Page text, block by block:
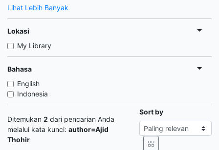
Lihat Lebih Banyak
Lokasi
My Library
Bahasa
English
Indonesia
Ditemukan 2 dari pencarian Anda
melalui kata kunci: author=Ajid
Thohir
Sort by